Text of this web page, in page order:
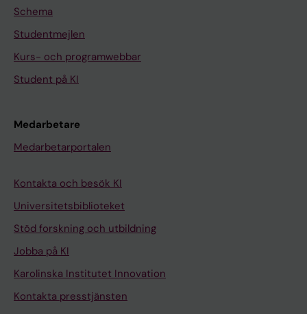
Schema
Studentmejlen
Kurs- och programwebbar
Student på KI
Medarbetare
Medarbetarportalen
Kontakta och besök KI
Universitetsbiblioteket
Stöd forskning och utbildning
Jobba på KI
Karolinska Institutet Innovation
Kontakta presstjänsten